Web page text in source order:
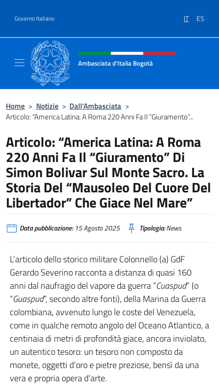
Governo Italiano IT ES
Intestazione sito, social e menù
Ambasciata d'Italia Bogotà
Home > Notizie > Dall’Ambasciata >
Articolo: “America Latina: A Roma 220 Anni Fa Il “Giuramento”...
Articolo: “America Latina: A Roma
220 Anni Fa Il “Giuramento” Di
Simon Bolivar Sul Monte Sacro. La
Storia Del “Mausoleo Del Cuore Del
Libertador” Che Giace Nel Mare”
Data pubblicazione:15 Agosto 2025 Tipologia:News
L’articolo dello storico militare Colonnello (a) GdF
Gerardo Severino racconta a distanza di quasi 160
anni dal naufragio del vapore da guerra “Cuaspud” (o
“Guaspud”, secondo altre fonti), della Marina da Guerra
colombiana, avvenuto lungo le coste del Venezuela,
come in qualche remoto angolo del Oceano Atlantico, a
centinaia di metri di profondità giace, ancora inviolato,
un autentico tesoro: un tesoro non composto da
monete, oggetti d’oro e pietre preziose, bensì da una
vera e propria opera d’arte.